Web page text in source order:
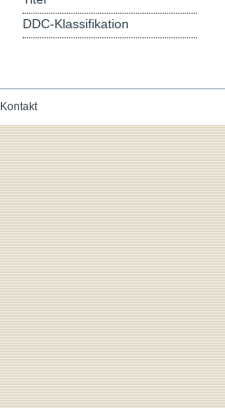
DDC-Klassifikation
Kontakt